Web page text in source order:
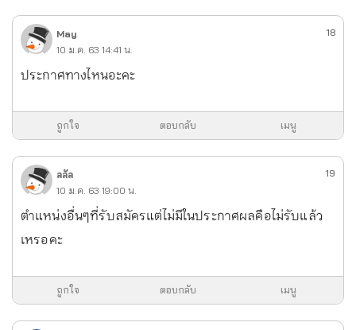
May
10 ม.ค. 63 14:41 น.
18
ประกาศทางไหนอะคะ
ถูกใจ ตอบกลับ เมนู
ลลัล
10 ม.ค. 63 19:00 น.
19
ตำแหน่งอื่นๆที่รับสมัครแต่ไม่มีในประกาศผลคือไม่รับแล้ว
เหรอคะ
ถูกใจ ตอบกลับ เมนู